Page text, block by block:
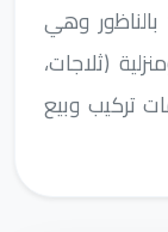
يقع مقر شركة SAV EXPRESS SARL بالناظور وهي
(ثلاجات،
تركيب وبيع